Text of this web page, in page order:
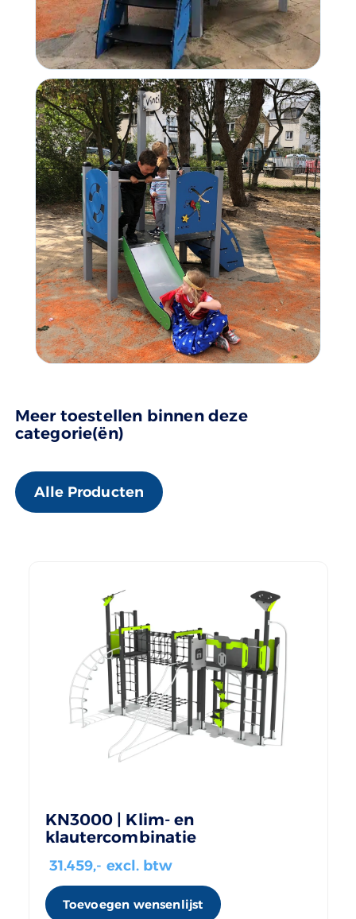
Meer toestellen binnen deze
categorie(ën)
Alle Producten
KN3000 | Klim- en
klautercombinatie
31.459,- excl. btw
Toevoegen wensenlijst